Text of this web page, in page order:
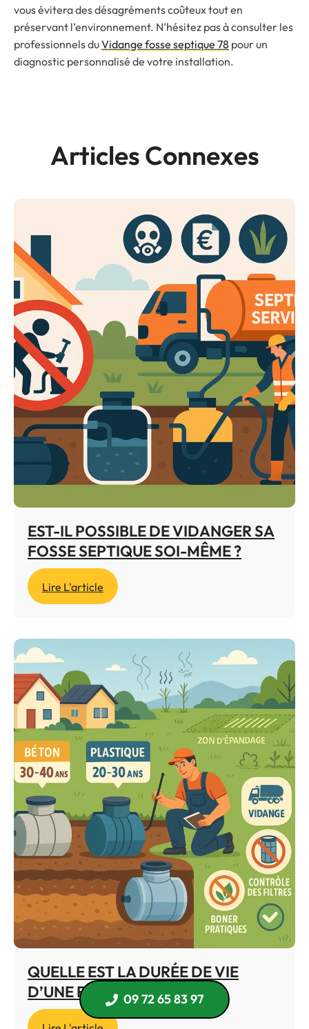
vous évitera des désagréments coûteux tout en
préservant l’environnement. N’hésitez pas à consulter les
professionnels duVidange fosse septique 78 pour un
diagnostic personnalisé de votre installation.
Articles Connexes
EST-IL POSSIBLE DE VIDANGER SA
FOSSE SEPTIQUE SOI-MÊME ?
Lire L'article
QUELLE EST LA DURÉE DE VIE
D’UNE FOSSE SEPTIQUE ?
09 72 65 83 97